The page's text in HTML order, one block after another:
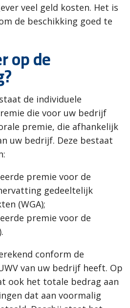
veel geld kosten. Het is
de beschikking goed te
op de
de individuele
die voor uw bedrijf
premie, die afhankelijk
uw bedrijf. Deze bestaat
premie voor de
gedeeltelijk
(WGA);
premie voor de
conform de
van uw bedrijf heeft. Op
ook het totale bedrag aan
dat aan voormalig